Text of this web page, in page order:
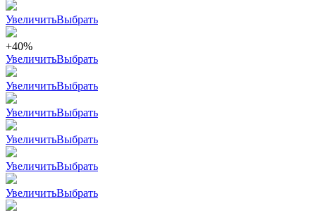
УвеличитьВыбрать
+40%
УвеличитьВыбрать
УвеличитьВыбрать
УвеличитьВыбрать
УвеличитьВыбрать
УвеличитьВыбрать
УвеличитьВыбрать